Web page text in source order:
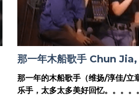
那一年木船歌手 Chun
那一年的木船歌手（维扬/淳佳/立
乐手，太多太多美好回忆。。。。